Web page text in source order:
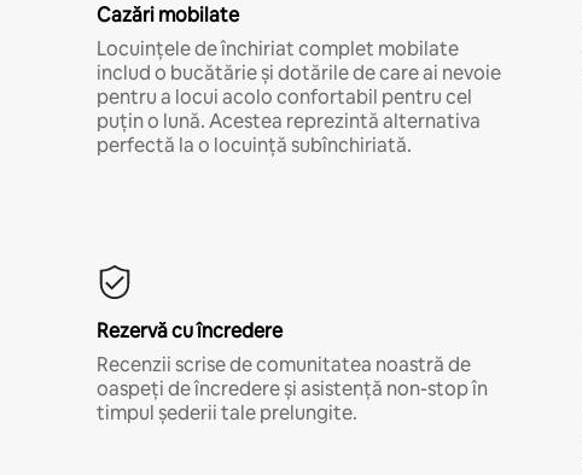
Cazări mobilate
Locuințele de închiriat complet mobilate
includ o bucătărie și dotările de care ai nevoie
pentru a locui acolo confortabil pentru cel
puțin o lună. Acestea reprezintă alternativa
perfectă la o locuință subînchiriată.
Rezervă cu încredere
Recenzii scrise de comunitatea noastră de
oaspeți de încredere și asistență non-stop în
timpul șederii tale prelungite.